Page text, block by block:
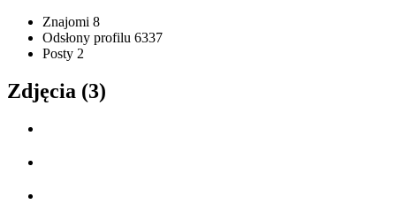
Znajomi 8
Odsłony profilu 6337
Posty 2
Zdjęcia (3)